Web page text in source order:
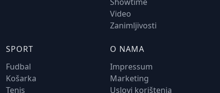
Video
Zanimljivosti
SPORT
Fudbal
Košarka
Tenis
O NAMA
Impressum
Marketing
Uslovi korištenja